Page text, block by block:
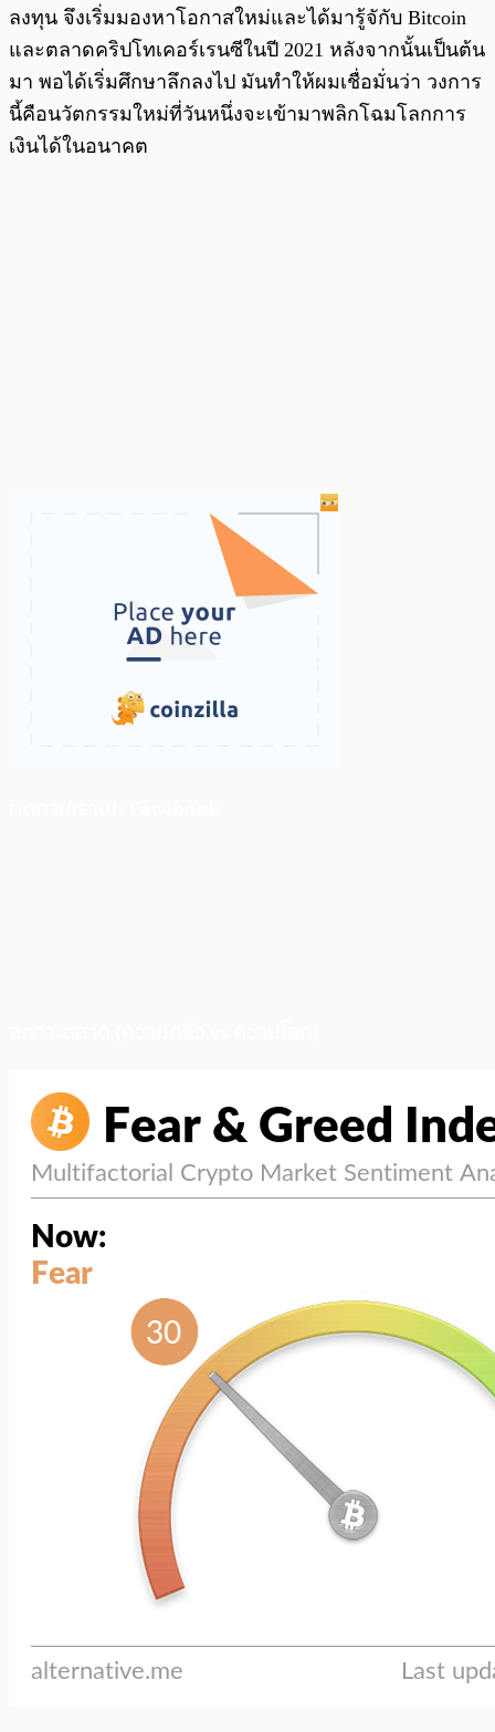
ลงทุน จึงเริ่มมองหาโอกาสใหม่และได้มารู้จักับ Bitcoin
และตลาดคริปโทเคอร์เรนซีในปี 2021 หลังจากนั้นเป็นต้น
มา พอได้เริ่มศึกษาลึกลงไป มันทำให้ผมเชื่อมั่นว่า วงการ
นี้คือนวัตกรรมใหม่ที่วันหนึ่งจะเข้ามาพลิกโฉมโลกการ
เงินได้ในอนาคต